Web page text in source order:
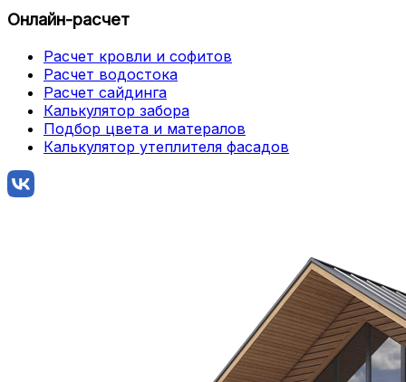
Онлайн-расчет
Расчет кровли и софитов
Расчет водостока
Расчет сайдинга
Калькулятор забора
Подбор цвета и матералов
Калькулятор утеплителя фасадов